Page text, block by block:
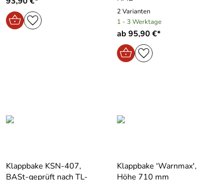
2 Varianten
1 - 3 Werktage
ab 95,90 €*
Klappbake KSN-407,
BASt-geprüft nach TL-
Klappbake ′Warnmax′,
Höhe 710 mm